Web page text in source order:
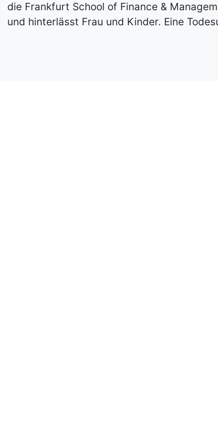
die Frankfurt School of Finance &
und hinterlässt Frau und Kinder. Eine